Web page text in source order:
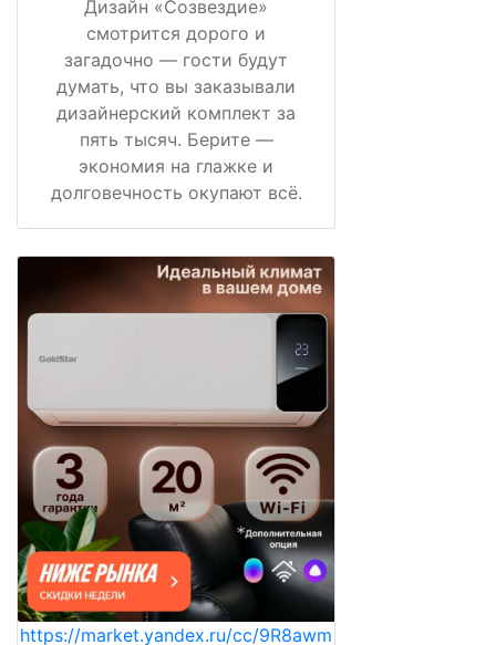
Дизайн «Созвездие»
смотрится дорого и
загадочно — гости будут
думать, что вы заказывали
дизайнерский комплект за
пять тысяч. Берите —
экономия на глажке и
долговечность окупают всё.
https://market.yandex.ru/cc/9R8awm